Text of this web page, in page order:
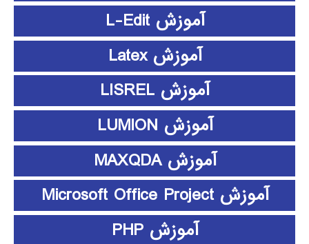
آموزش L-Edit
آموزش Latex
آموزش LISREL
آموزش LUMION
آموزش MAXQDA
آموزش Microsoft Office Project
آموزش PHP